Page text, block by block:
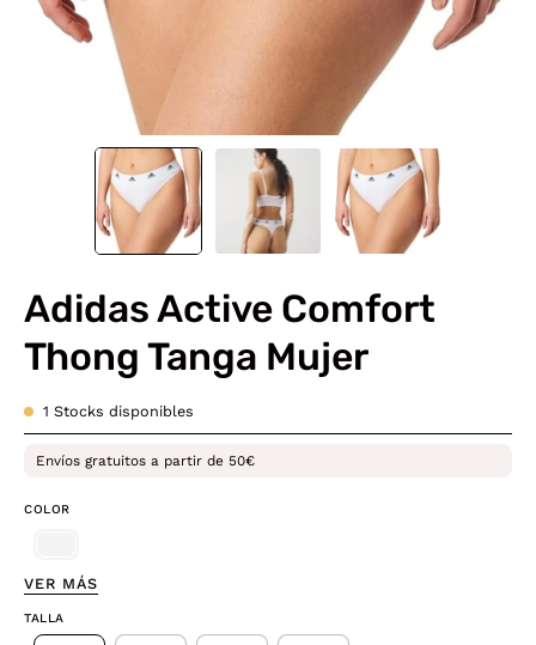
Adidas Active Comfort
Thong Tanga Mujer
1 Stocks disponibles
Envíos gratuitos a partir de 50€
COLOR
VER MÁS
TALLA